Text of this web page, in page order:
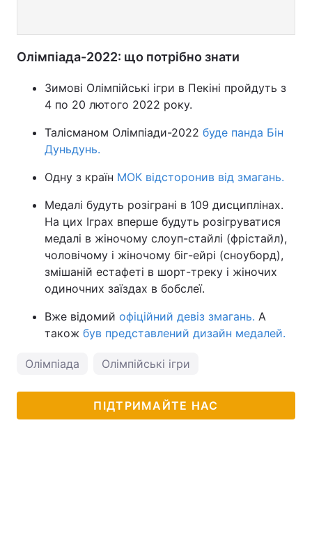
Олімпіада-2022: що потрібно знати
Зимові Олімпійські ігри в Пекіні пройдуть з
4 по 20 лютого 2022 року.
Талісманом Олімпіади-2022 буде панда Бін
Дуньдунь.
Одну з країн МОК відсторонив від змагань.
Медалі будуть розіграні в 109 дисциплінах.
На цих Іграх вперше будуть розігруватися
медалі в жіночому слоуп-стайлі (фрістайл),
чоловічому і жіночому біг-ейрі (сноуборд),
змішаній естафеті в шорт-треку і жіночих
одиночних заїздах в бобслеї.
Вже відомий офіційний девіз змагань. А
також був представлений дизайн медалей.
Олімпіада Олімпійські ігри
ПІДТРИМАЙТЕ НАС